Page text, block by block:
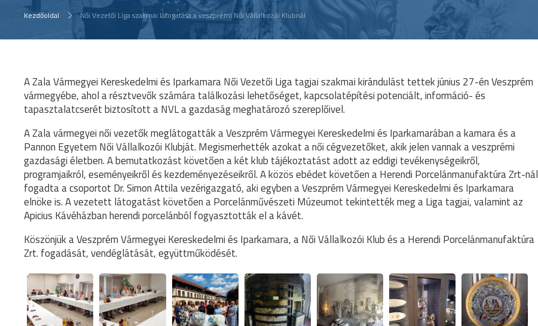
Kezdőoldal Női Vezetői Liga szakmai látogatása a veszprémi Női Vállalkozói Klubnál
A Zala Vármegyei Kereskedelmi és Iparkamara Női Vezetői Liga tagjai szakmai kirándulást tettek június 27-én Veszprém
vármegyébe, ahol a résztvevők számára találkozási lehetőséget, kapcsolatépítési potenciált, információ- és
tapasztalatcserét biztosított a NVL a gazdaság meghatározó szereplőivel.
A Zala vármegyei női vezetők meglátogatták a Veszprém Vármegyei Kereskedelmi és Iparkamarában a kamara és a
Pannon Egyetem Női Vállalkozói Klubját. Megismerhették azokat a női cégvezetőket, akik jelen vannak a veszprémi
gazdasági életben. A bemutatkozást követően a két klub tájékoztatást adott az eddigi tevékenységeikről,
programjaikról, eseményeikről és kezdeményezéseikről. A közös ebédet követően a Herendi Porcelánmanufaktúra Zrt-nál
fogadta a csoportot Dr. Simon Attila vezérigazgató, aki egyben a Veszprém Vármegyei Kereskedelmi és Iparkamara
elnöke is. A vezetett látogatást követően a Porcelánművészeti Múzeumot tekintették meg a Liga tagjai, valamint az
Apicius Kávéházban herendi porcelánból fogyasztották el a kávét.
Köszönjük a Veszprém Vármegyei Kereskedelmi és Iparkamara, a Női Vállalkozói Klub és a Herendi Porcelánmanufaktúra
Zrt. fogadását, vendéglátását, együttműködését.